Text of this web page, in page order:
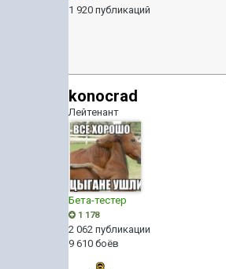
1 920 публикаций
konocrad
Лейтенант
Бета-тестер
1 178
2 062 публикации
9 610 боёв